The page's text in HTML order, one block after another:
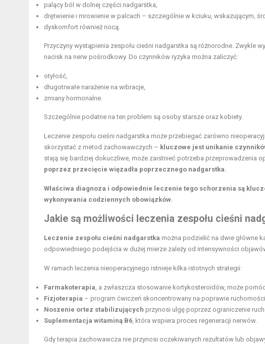
palący ból w dolnej części nadgarstka,
drętwienie i mrowienie w palcach – szczególnie w kciuku, wskazującym,
dyskomfort również nocą.
Przyczyny wystąpienia zespołu cieśni nadgarstka są różnorodne. Zwykle
nacisk na nerw pośrodkowy. Do czynników ryzyka można zaliczyć:
otyłość,
długotrwałe narażenie na wibracje,
zmiany hormonalne.
Szczególnie podatne na ten problem są osoby starsze oraz kobiety.
Leczenie zespołu cieśni nadgarstka może przebiegać zarówno
skorzystać z metod zachowawczych – kluczowe jest unikanie
stają się bardziej dokuczliwe, może zaistnieć potrzeba przeprowadzenia
poprzez przecięcie więzadła poprzecznego nadgarstka.
Właściwa diagnoza i odpowiednie leczenie tego schorzenia są
wykonywania codziennych obowiązków.
Jakie są możliwości leczenia zespołu cieśni
Leczenie zespołu cieśni nadgarstka można podzielić na dwie główne
odpowiedniego podejścia w dużej mierze zależy od intensywności
W ramach leczenia nieoperacyjnego istnieje kilka istotnych strategii:
Farmakoterapia, a zwłaszcza stosowanie kortykosteroidów, może
Fizjoterapia – program ćwiczeń skoncentrowany na poprawie
Noszenie ortez stabilizujących przynosi ulgę poprzez ograniczenie
Suplementacja witaminą B6, która wspiera proces regeneracji nerwów.
Gdy terapia zachowawcza nie przynosi oczekiwanych rezultatów lub